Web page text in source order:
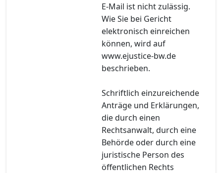
E-Mail ist nicht zulässig.
Wie Sie bei Gericht
elektronisch einreichen
können, wird auf
www.ejustice-bw.de
beschrieben.
Schriftlich einzureichende
Anträge und Erklärungen,
die durch einen
Rechtsanwalt, durch eine
Behörde oder durch eine
juristische Person des
öffentlichen Rechts